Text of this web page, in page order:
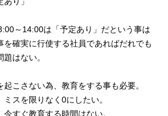
～14:00は 「予定あり」だという事は
を確実に行使する社員であればだれでも
題はない。
こさない為、教育をする事も必要。
スを限りなく0にしたい。
すぐ教育する時間はない。